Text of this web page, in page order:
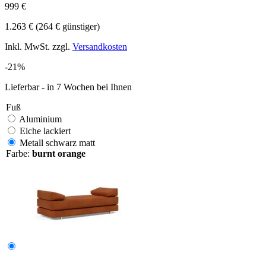
999 €
1.263 € (264 € günstiger)
Inkl. MwSt. zzgl. Versandkosten
-21%
Lieferbar - in 7 Wochen bei Ihnen
Fuß
Aluminium
Eiche lackiert
Metall schwarz matt
Farbe: burnt orange